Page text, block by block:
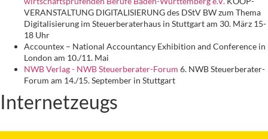
VERANSTALTUNG DIGITALISIERUNG des DStV BW zum Thema
Digitalisierung im Steuerberaterhaus in Stuttgart am 30. März 15-
18 Uhr
Accountex – National Accountancy Exhibition and Conference in
London am 10./11. Mai
NWB Verlag - NWB Steuerberater-Forum 6. NWB Steuerberater-
Forum am 14./15. September in Stuttgart
Internetzeugs